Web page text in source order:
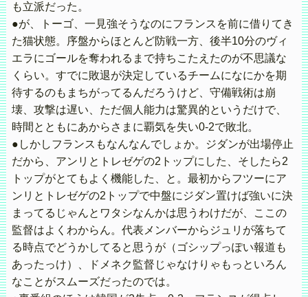
も立派だった。
●が、トーゴ、一見強そうなのにフランスを前に借りてき
た猫状態。序盤からほとんど防戦一方、後半10分のヴィ
エラにゴールを奪われるまで持ちこたえたのが不思議な
くらい。すでに敗退が決定しているチームになにかを期
待するのもまちがってるんだろうけど、守備戦術は崩
壊、攻撃は遅い、ただ個人能力は驚異的というだけで、
時間とともにあからさまに覇気を失い0-2で敗北。
●しかしフランスもなんなんでしょか。ジダンが出場停止
だから、アンリとトレゼゲの2トップにした、そしたら2
トップがとてもよく機能した、と。最初からフツーにア
ンリとトレゼゲの2トップで中盤にジダン置けば強いに決
まってるじゃんとワタシなんかは思うわけだが、ここの
監督はよくわからん。代表メンバーからジュリが落ちて
る時点でどうかしてると思うが（ゴシップっぽい報道も
あったっけ）、ドメネク監督じゃなけりゃもっといろん
なことがスムーズだったのでは。